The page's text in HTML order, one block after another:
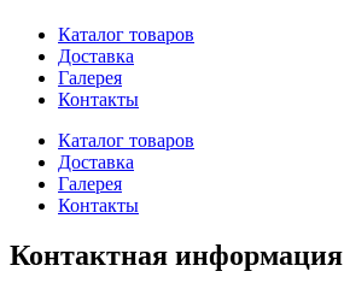
Каталог товаров
Доставка
Галерея
Контакты
Каталог товаров
Доставка
Галерея
Контакты
Контактная информация